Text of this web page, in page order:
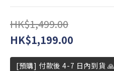
HK$1,499.00
HK$1,199.00
[預購] 付款後 4-7 日內到貨 🙏